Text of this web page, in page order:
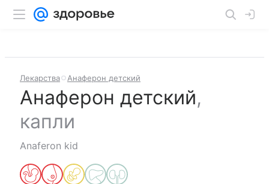
Лекарства Анаферон детский
Анаферон детский,
капли
Anaferon kid